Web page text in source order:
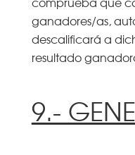
ganadores/as,
descalificará a
resultado
9.-